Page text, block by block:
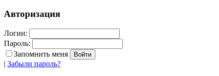
Авторизация
Логин:
Пароль:
Запомнить меня
| Забыли пароль?